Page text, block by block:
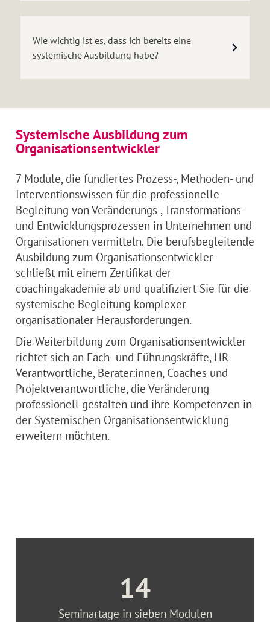
Wie wichtig ist es, dass ich bereits eine
systemische Ausbildung habe?
Systemische Ausbildung zum
Organisationsentwickler
7 Module, die fundiertes Prozess-, Methoden- und
Interventionswissen für die professionelle
Begleitung von Veränderungs-, Transformations-
und Entwicklungsprozessen in Unternehmen und
Organisationen vermitteln. Die berufsbegleitende
Ausbildung zum Organisationsentwickler
schließt mit einem Zertifikat der
coachingakademie ab und qualifiziert Sie für die
systemische Begleitung komplexer
organisationaler Herausforderungen.
Die Weiterbildung zum Organisationsentwickler
richtet sich an Fach- und Führungskräfte, HR-
Verantwortliche, Berater:innen, Coaches und
Projektverantwortliche, die Veränderung
professionell gestalten und ihre Kompetenzen in
der Systemischen Organisationsentwicklung
erweitern möchten.
14
Seminartage in sieben Modulen